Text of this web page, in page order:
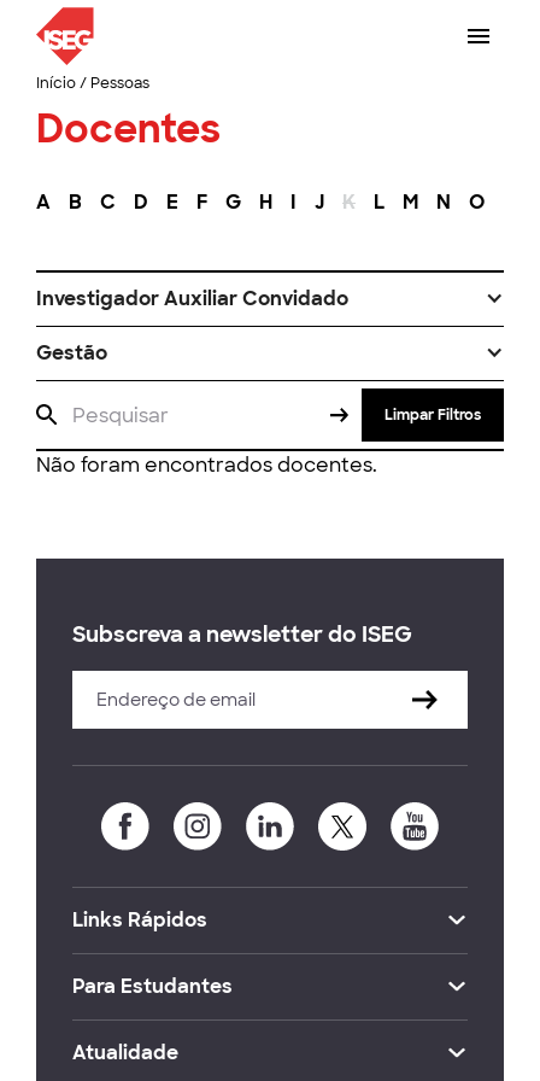
Início/ Pessoas
Docentes
A B C D E F G H I J K L M N O
Investigador Auxiliar Convidado
Gestão
Limpar Filtros
Não foram encontrados docentes.
Subscreva a newsletter do ISEG
Links Rápidos
Para Estudantes
Atualidade